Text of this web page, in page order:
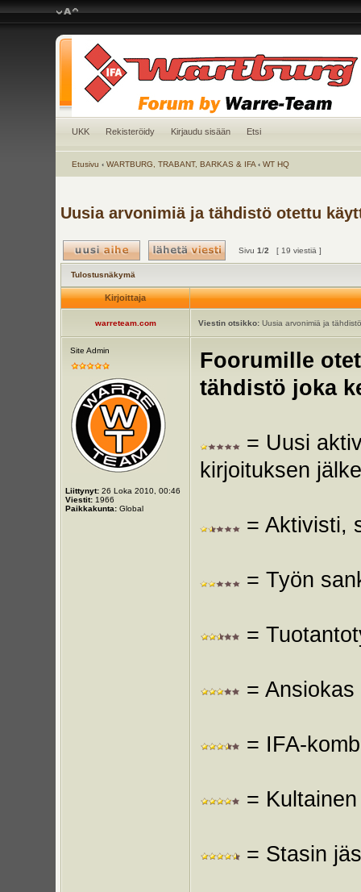
UKK Rekisteröidy Kirjaudu sisään Etsi
Etusivu ‹ WARTBURG, TRABANT, BARKAS & IFA ‹ WT HQ
Uusia arvonimiä ja tähdistö otettu
Sivu 1/2 [ 19 viestiä ]
Tulostusnäkymä
Kirjoittaja
warreteam.com Viestin otsikko:Uusia arvonimiä ja
Site Admin
Liittynyt:26 Loka 2010, 00:46
Viestit:1966
Paikkakunta:Global
Foorumille
tähdistö joka
= Uusi
kirjoituksen
= Aktivisti,
= Työn
=
=
= IFA-
=
= Stasin